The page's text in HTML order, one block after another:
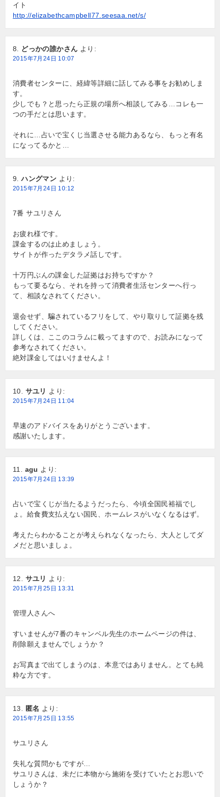
イト
http://elizabethcampbell77.seesaa.net/s/
どっかの誰かさん より:
2015年7月24日 10:07
消費者センターに、経緯等詳細に話してみる事をお勧めしま
す。
少しでも？と思ったら正規の場所へ相談してみる…コレも一
つの手だとは思います。
それに…占いで宝くじ当選させる能力あるなら、もっと有名
になってるかと…
ハングマン より:
2015年7月24日 10:12
7番 サユリさん
お疲れ様です。
課金するのは止めましょう。
サイトが作ったデタラメ話しです。
十万円ぶんの課金した証拠はお持ちですか？
もって要るなら、それを持って消費者生活センターへ行っ
て、相談なされてください。
退会せず、騙されているフリをして、やり取りして証拠を残
してください。
詳しくは、ここのコラムに載ってますので、お読みになって
参考なされてください。
絶対課金してはいけませんよ！
サユリ より:
2015年7月24日 11:04
早速のアドバイスをありがとうございます。
感謝いたします。
agu より:
2015年7月24日 13:39
占いで宝くじが当たるようだったら、今頃全国民裕福でし
ょ。給食費支払えない国民、ホームレスがいなくなるはず。
考えたらわかることが考えられなくなったら、大人としてダ
メだと思いましょ。
サユリ より:
2015年7月25日 13:31
管理人さんへ
すいませんが7番のキャンベル先生のホームページの件は、
削除願えませんでしょうか？
お写真まで出てしまうのは、本意ではありません。とても純
粋な方です。
匿名 より:
2015年7月25日 13:55
サユリさん
失礼な質問かもですが…
サユリさんは、未だに本物から施術を受けていたとお思いで
しょうか？